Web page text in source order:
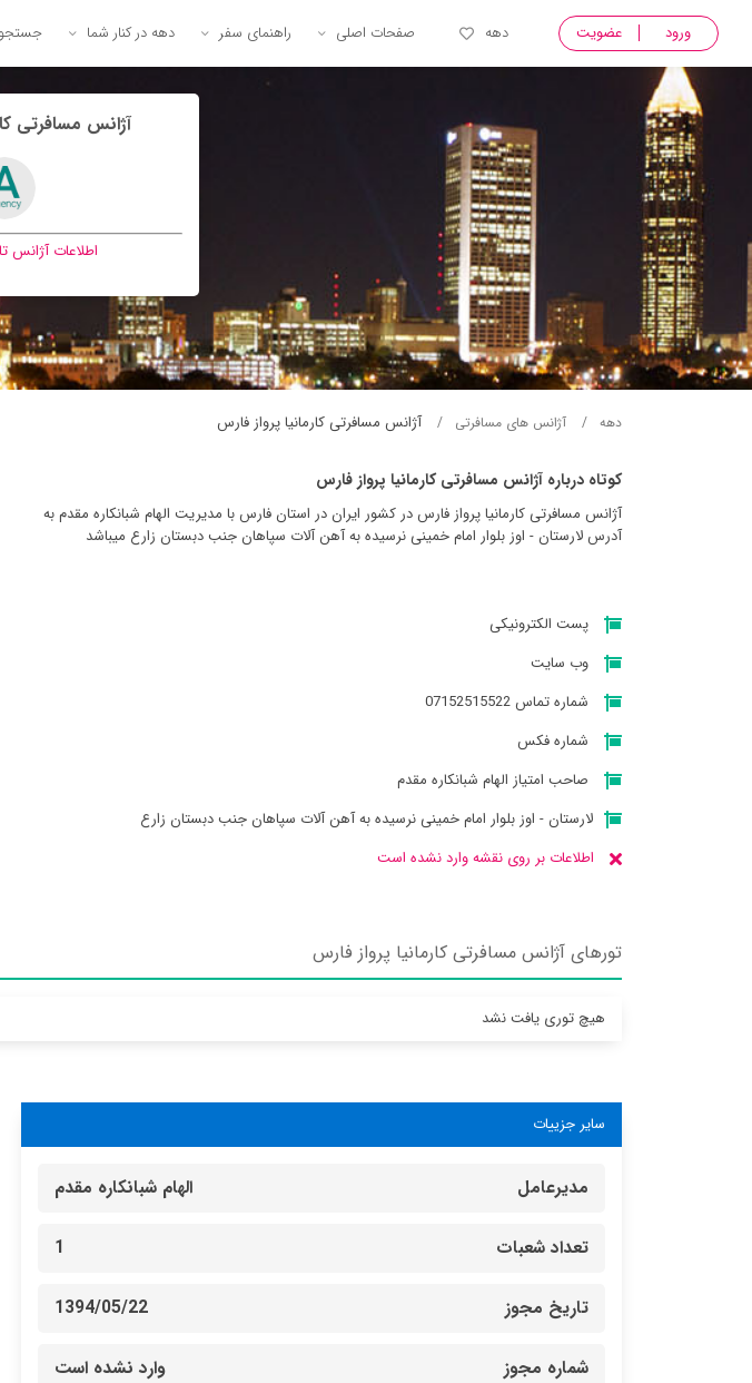
ورود عضویت دهه صفحات اصلی راهنمای سفر دهه در کنار شما جستجو
آژانس مسافرتی
اطلاعات آژانس
دهه آژانس های مسافرتی آژانس مسافرتی كارمانيا پرواز فارس
کوتاه درباره آژانس مسافرتی كارمانيا پرواز فارس
آژانس مسافرتی كارمانيا پرواز فارس در کشور ایران در استان فارس با مدیریت الهام شبانکاره مقدم به
آدرس لارستان - اوز بلوار امام خمینی نرسیده به آهن آلات س‍پاهان جنب دبستان زارع میباشد
پست الکترونیکی
وب سایت
شماره تماس 07152515522
شماره فکس
صاحب امتیاز الهام شبانکاره مقدم
لارستان - اوز بلوار امام خمینی نرسیده به آهن آلات س‍پاهان جنب دبستان زارع
اطلاعات بر روی نقشه وارد نشده است
تورهای آژانس مسافرتی كارمانيا پرواز فارس
هیچ توری یافت نشد
سایر جزییات
مدیرعامل الهام شبانکاره مقدم
تعداد شعبات 1
تاریخ مجوز 1394/05/22
شماره مجوز وارد نشده است